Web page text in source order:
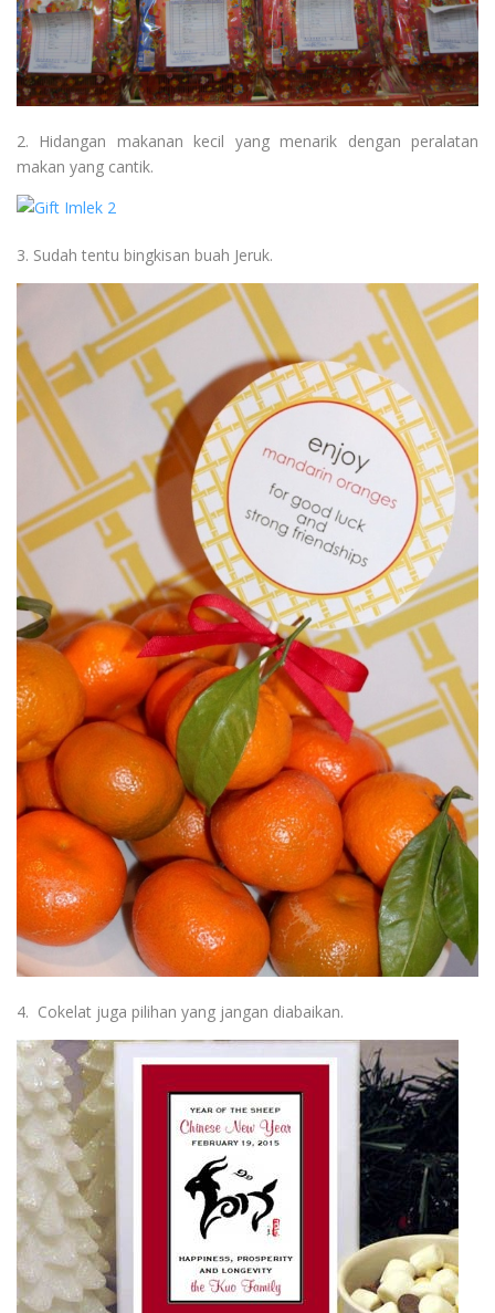
2. Hidangan makanan kecil yang menarik dengan peralatan
makan yang cantik.
3. Sudah tentu bingkisan buah Jeruk.
4. Cokelat juga pilihan yang jangan diabaikan.